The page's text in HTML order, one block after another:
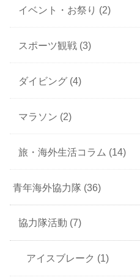
イベント・お祭り (2)
スポーツ観戦 (3)
ダイビング (4)
マラソン (2)
旅・海外生活コラム (14)
青年海外協力隊 (36)
協力隊活動 (7)
アイスブレーク (1)